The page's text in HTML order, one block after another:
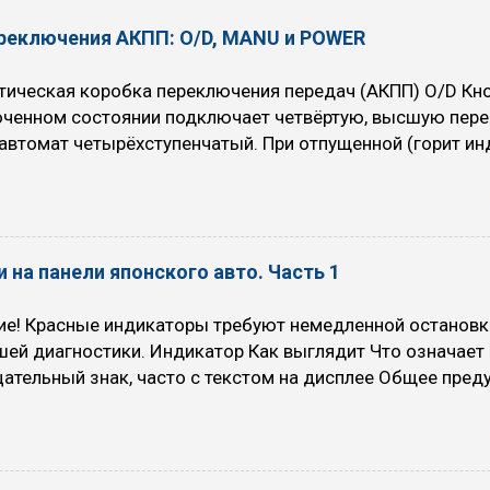
АКПП: O/D, MANU и POWER
коробка переключения передач (АКПП) O/D
состоянии подключает четвёртую, высшую
четырёхступенчатый. При отпущенной (горит
топлива уменьшается. Когда рекомендуется
никогда не выключать O/D, за
НЕ рекомендуется использовать режим O/D (O/D
панели японского авто. Часть 1
Красные индикаторы требуют немедленной
диагностики. Индикатор Как выглядит Что
знак, часто с текстом на дисплее Общее
проверяйте сообщение на экране. Красный